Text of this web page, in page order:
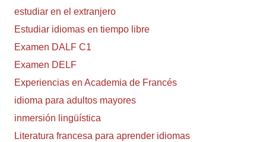
estudiar en el extranjero
Estudiar idiomas en tiempo libre
Examen DALF C1
Examen DELF
Experiencias en Academia de Francés
idioma para adultos mayores
inmersión lingüística
Literatura francesa para aprender idiomas